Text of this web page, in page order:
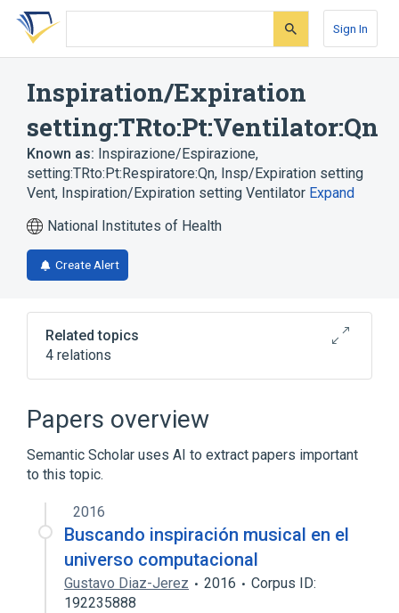
Skip
search
Skip
Skip
account
Sign In
Inspiration/Expiration
setting:TRto:Pt:Ventilator:Qn
Known as: Inspirazione/Espirazione,
setting:TRto:Pt:Respiratore:Qn, Insp/Expiration setting
Vent, Inspiration/Expiration setting Ventilator Expand
National Institutes of Health
Create Alert
Related topics
4 relations
Expiration, function
Inspiration function
Pulmonary ventilator management
Ventilator - respiratory equipment
Papers overview
Semantic Scholar uses AI to extract papers important
to this topic.
2016
Buscando inspiración musical en el
universo computacional
Gustavo Diaz-Jerez 2016
Corpus ID:
192235888